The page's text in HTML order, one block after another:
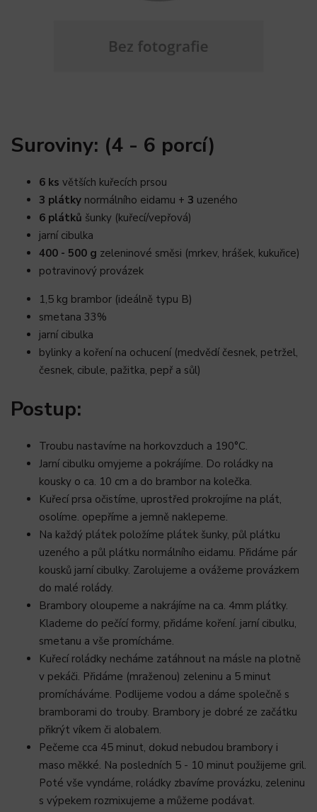
Suroviny: (4 - 6 porcí)
6 ks větších kuřecích prsou
3 plátky normálního eidamu + 3 uzeného
6 plátků šunky (kuřecí/vepřová)
jarní cibulka
400 - 500 g zeleninové směsi (mrkev, hrášek, kukuřice)
potravinový provázek
1,5 kg brambor (ideálně typu B)
smetana 33%
jarní cibulka
bylinky a koření na ochucení (medvědí česnek, petržel,
česnek, cibule, pažitka, pepř a sůl)
Postup:
Troubu nastavíme na horkovzduch a 190°C.
Jarní cibulku omyjeme a pokrájíme. Do roládky na
kousky o ca. 10 cm a do brambor na kolečka.
Kuřecí prsa očistíme, uprostřed prokrojíme na plát,
osolíme. opepříme a jemně naklepeme.
Na každý plátek položíme plátek šunky, půl plátku
uzeného a půl plátku normálního eidamu. Přidáme pár
kousků jarní cibulky. Zarolujeme a ovážeme provázkem
do malé rolády.
Brambory oloupeme a nakrájíme na ca. 4mm plátky.
Klademe do pečící formy, přidáme koření. jarní cibulku,
smetanu a vše promícháme.
Kuřecí roládky necháme zatáhnout na másle na plotně
v pekáči. Přidáme (mraženou) zeleninu a 5 minut
promícháváme. Podlijeme vodou a dáme společně s
bramborami do trouby. Brambory je dobré ze začátku
přikrýt víkem či alobalem.
Pečeme cca 45 minut, dokud nebudou brambory i
maso měkké. Na posledních 5 - 10 minut použijeme gril.
Poté vše vyndáme, roládky zbavíme provázku, zeleninu
s výpekem rozmixujeme a můžeme podávat.